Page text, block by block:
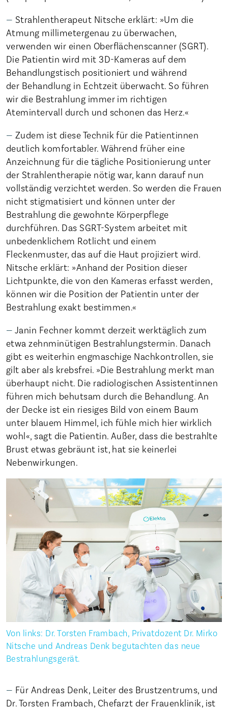
Strahlentherapeut Nitsche erklärt: »Um die
Atmung millimetergenau zu überwachen,
verwenden wir einen Oberflächenscanner (SGRT).
Die Patientin wird mit 3D-Kameras auf dem
Behandlungstisch positioniert und während
der Behandlung in Echtzeit überwacht. So führen
wir die Bestrahlung immer im richtigen
Atemintervall durch und schonen das Herz.«
Zudem ist diese Technik für die Patientinnen
deutlich komfortabler. Während früher eine
Anzeichnung für die tägliche Positionierung unter
der Strahlentherapie nötig war, kann darauf nun
vollständig verzichtet werden. So werden die Frauen
nicht stigmatisiert und können unter der
Bestrahlung die gewohnte Körperpflege
durchführen. Das SGRT-System arbeitet mit
unbedenklichem Rotlicht und einem
Fleckenmuster, das auf die Haut projiziert wird.
Nitsche erklärt: »Anhand der Position dieser
Lichtpunkte, die von den Kameras erfasst werden,
können wir die Position der Patientin unter der
Bestrahlung exakt bestimmen.«
Janin Fechner kommt derzeit werktäglich zum
etwa zehnminütigen Bestrahlungstermin. Danach
gibt es weiterhin engmaschige Nachkontrollen, sie
gilt aber als krebsfrei. »Die Bestrahlung merkt man
überhaupt nicht. Die radiologischen Assistentinnen
führen mich behutsam durch die Behandlung. An
der Decke ist ein riesiges Bild von einem Baum
unter blauem Himmel, ich fühle mich hier wirklich
wohl«, sagt die Patientin. Außer, dass die bestrahlte
Brust etwas gebräunt ist, hat sie keinerlei
Nebenwirkungen.
Von links: Dr. Torsten Frambach, Privatdozent Dr. Mirko
Nitsche und Andreas Denk begutachten das neue
Bestrahlungsgerät.
Für Andreas Denk, Leiter des Brustzentrums, und
Dr. Torsten Frambach, Chefarzt der Frauenklinik, ist